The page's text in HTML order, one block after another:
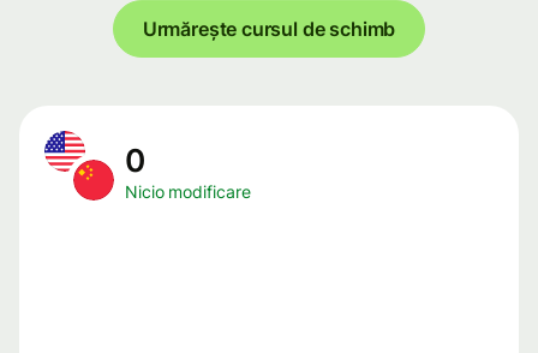
Urmărește cursul de schimb
0
Nicio modificare